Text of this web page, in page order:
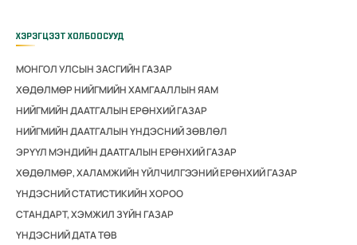
ХЭРЭГЦЭЭТ ХОЛБООСУУД
МОНГОЛ УЛСЫН ЗАСГИЙН ГАЗАР
ХӨДӨЛМӨР НИЙГМИЙН ХАМГААЛЛЫН ЯАМ
НИЙГМИЙН ДААТГАЛЫН ЕРӨНХИЙ ГАЗАР
НИЙГМИЙН ДААТГАЛЫН ҮНДЭСНИЙ ЗӨВЛӨЛ
ЭРҮҮЛ МЭНДИЙН ДААТГАЛЫН ЕРӨНХИЙ ГАЗАР
ХӨДӨЛМӨР, ХАЛАМЖИЙН ҮЙЛЧИЛГЭЭНИЙ ЕРӨНХИЙ ГАЗАР
ҮНДЭСНИЙ СТАТИСТИКИЙН ХОРОО
СТАНДАРТ, ХЭМЖИЛ ЗҮЙН ГАЗАР
ҮНДЭСНИЙ ДАТА ТӨВ